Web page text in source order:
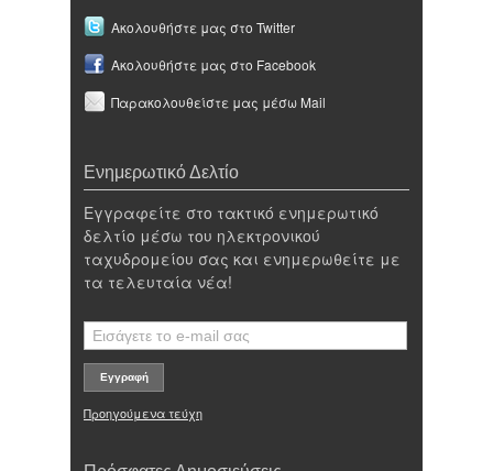
Ακολουθήστε μας στο Twitter
Ακολουθήστε μας στο Facebook
Παρακολουθείστε μας μέσω Mail
Ενημερωτικό Δελτίο
Εγγραφείτε στο τακτικό ενημερωτικό
δελτίο μέσω του ηλεκτρονικού
ταχυδρομείου σας και ενημερωθείτε με
τα τελευταία νέα!
Προηγούμενα τεύχη